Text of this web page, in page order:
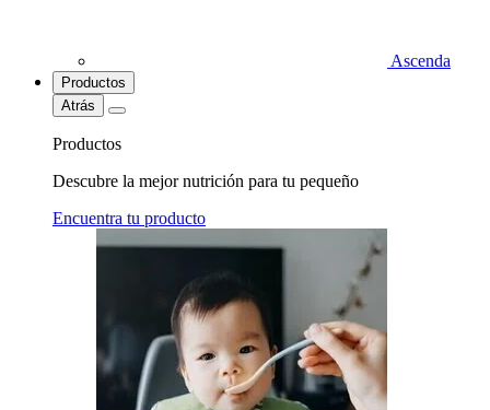
Ascenda
Productos
Atrás
Productos
Descubre la mejor nutrición para tu pequeño
Encuentra tu producto